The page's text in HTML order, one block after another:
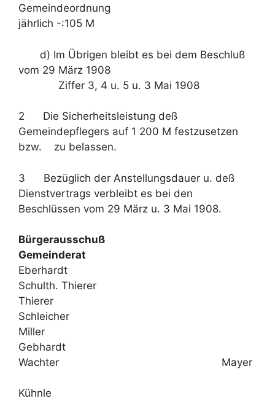
Gemeindeordnung
jährlich -:105 M
d) Im Übrigen bleibt es bei dem Beschluß
vom 29 März 1908
Ziffer 3, 4 u. 5 u. 3 Mai 1908
2 Die Sicherheitsleistung deß
Gemeindepflegers auf 1 200 M festzusetzen
bzw. zu belassen.
3 Bezüglich der Anstellungsdauer u. deß
Dienstvertrags verbleibt es bei den
Beschlüssen vom 29 März u. 3 Mai 1908.
Bürgerausschuß
Gemeinderat
Eberhardt
Schulth. Thierer
Thierer
Schleicher
Miller
Gebhardt
Wachter Mayer
Kühnle